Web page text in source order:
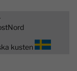
kusten